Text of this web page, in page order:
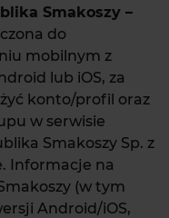
Smakoszy –
do
mobilnym z
lub iOS, za
konto/profil oraz
w serwisie
Smakoszy Sp. z
Informacje na
(w tym
Android/iOS,